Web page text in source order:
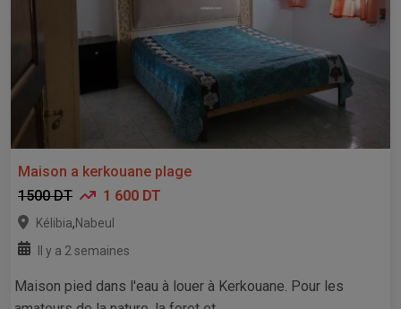
Maison a kerkouane plage
1500 DT
1 600 DT
Kélibia,Nabeul
Il y a 2 semaines
Maison pied dans l'eau à louer à Kerkouane. Pour les